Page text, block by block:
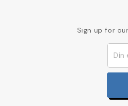
Sign up for